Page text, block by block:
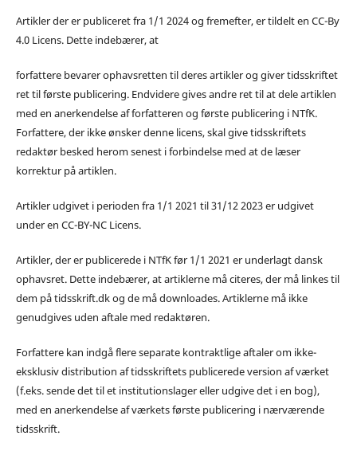
Artikler der er publiceret fra 1/1 2024 og fremefter, er tildelt en CC-By
4.0 Licens. Dette indebærer, at
forfattere bevarer ophavsretten til deres artikler og giver tidsskriftet
ret til første publicering. Endvidere gives andre ret til at dele artiklen
med en anerkendelse af forfatteren og første publicering i NTfK.
Forfattere, der ikke ønsker denne licens, skal give tidsskriftets
redaktør besked herom senest i forbindelse med at de læser
korrektur på artiklen.
Artikler udgivet i perioden fra 1/1 2021 til 31/12 2023 er udgivet
under en CC-BY-NC Licens.
Artikler, der er publicerede i NTfK før 1/1 2021 er underlagt dansk
ophavsret. Dette indebærer, at artiklerne må citeres, der må linkes til
dem på tidsskrift.dk og de må downloades. Artiklerne må ikke
genudgives uden aftale med redaktøren.
Forfattere kan indgå flere separate kontraktlige aftaler om ikke-
eksklusiv distribution af tidsskriftets publicerede version af værket
(f.eks. sende det til et institutionslager eller udgive det i en bog),
med en anerkendelse af værkets første publicering i nærværende
tidsskrift.